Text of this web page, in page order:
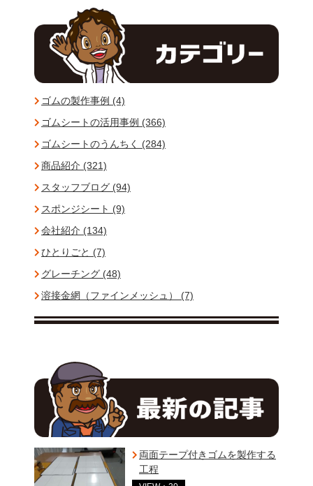
ゴムの製作事例 (4)
ゴムシートの活用事例 (366)
ゴムシートのうんちく (284)
商品紹介 (321)
スタッフブログ (94)
スポンジシート (9)
会社紹介 (134)
ひとりごと (7)
グレーチング (48)
溶接金網（ファインメッシュ） (7)
両面テープ付きゴムを製作する
工程